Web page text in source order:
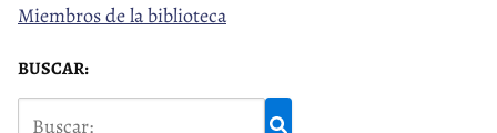
Miembros de la biblioteca
BUSCAR: